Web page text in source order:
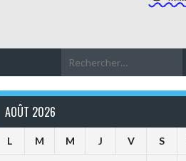
AOÛT 2026
L M M J V S